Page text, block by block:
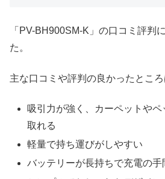
「PV-BH900SM-K」の口コミ評判
た。
主な口コミや評判の良かったところ
吸引力が強く、カーペットや
取れる
軽量で持ち運びがしやすい
バッテリーが長持ちで充電の手